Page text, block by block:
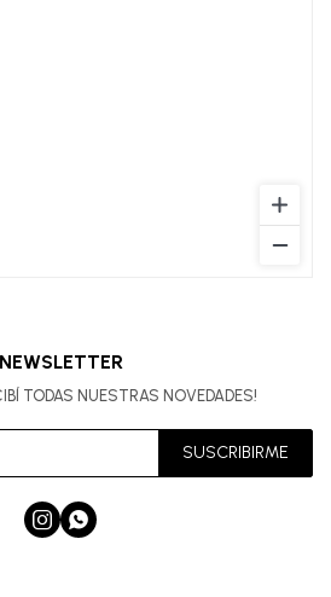
NEWSLETTER
TODAS NUESTRAS NOVEDADES!
SUSCRIBIRME
 